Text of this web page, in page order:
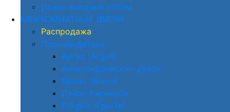
Двери входные оптом
МЕЖКОМНАТНЫЕ ДВЕРИ
Распродажа
Производитель
Аргус (Argus)
Александровские двери
Браво (Bravo)
Двери Барнаула
Епорта (Eporta)